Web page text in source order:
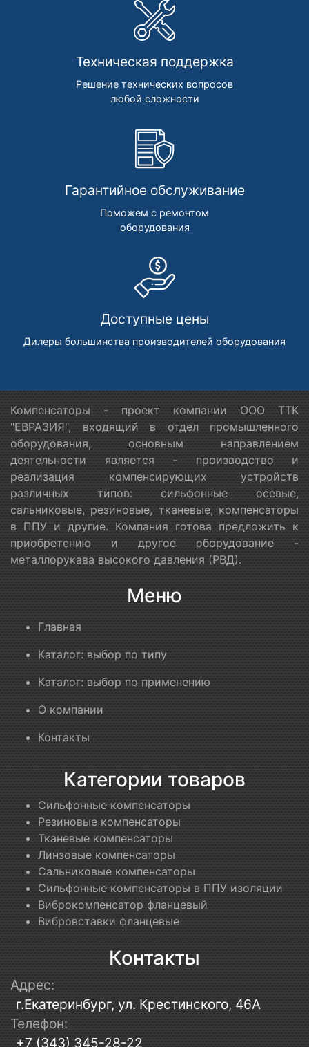
Техническая поддержка
Решение технических вопросов
любой сложности
Гарантийное обслуживание
Поможем с ремонтом
оборудования
Доступные цены
Дилеры большинства производителей оборудования
Компенсаторы - проект компании ООО ТТК
"ЕВРАЗИЯ", входящий в отдел промышленного
оборудования, основным направлением
деятельности является - производство и
реализация компенсирующих устройств
различных типов: сильфонные осевые,
сальниковые, резиновые, тканевые, компенсаторы
в ППУ и другие. Компания готова предложить к
приобретению и другое оборудование -
металлорукава высокого давления (РВД).
Меню
Главная
Каталог: выбор по типу
Каталог: выбор по применению
О компании
Контакты
Категории товаров
Сильфонные компенсаторы
Резиновые компенсаторы
Тканевые компенсаторы
Линзовые компенсаторы
Сальниковые компенсаторы
Сильфонные компенсаторы в ППУ изоляции
Виброкомпенсатор фланцевый
Вибровставки фланцевые
Контакты
Адрес:
г.Екатеринбург, ул. Крестинского, 46А
Телефон:
+7 (343) 345-28-22